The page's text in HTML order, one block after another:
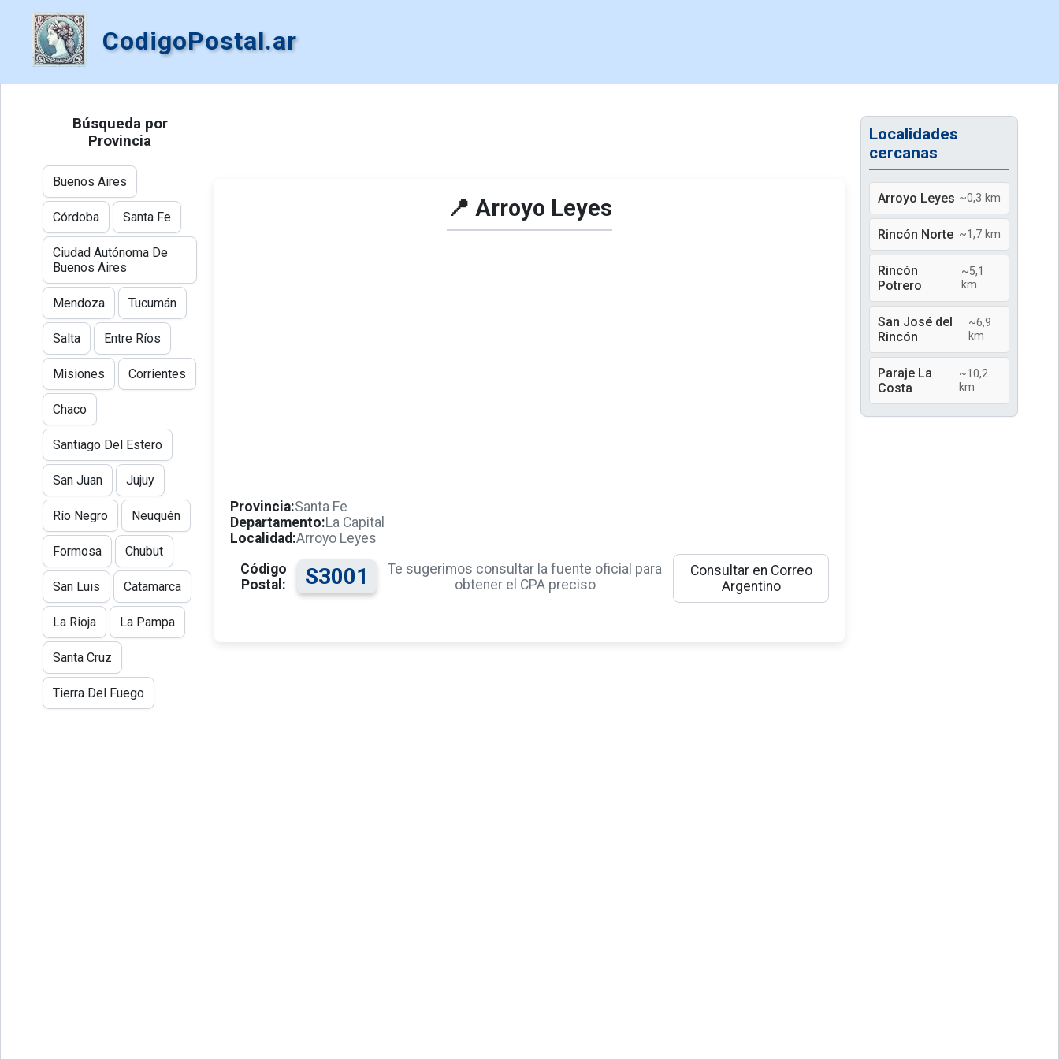
CodigoPostal.ar
📍 Arroyo Leyes
Provincia:Santa Fe
Departamento:La Capital
Localidad:Arroyo Leyes
Código
Postal:
S3001
Te sugerimos consultar la fuente oficial para
obtener el CPA preciso
Consultar en Correo
Argentino
Búsqueda por
Provincia
Buenos Aires
Córdoba Santa Fe
Ciudad Autónoma De
Buenos Aires
Mendoza Tucumán
Salta Entre Ríos
Misiones Corrientes
Chaco
Santiago Del Estero
San Juan Jujuy
Río Negro Neuquén
Formosa Chubut
San Luis Catamarca
La Rioja La Pampa
Santa Cruz
Tierra Del Fuego
Localidades
cercanas
Arroyo Leyes ~0,3 km
Rincón Norte ~1,7 km
Rincón
Potrero
~5,1
km
San José del
Rincón
~6,9
km
Paraje La
Costa
~10,2
km